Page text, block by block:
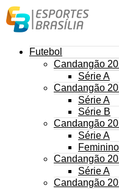
Futebol
Candangão
Série A
Candangão
Série A
Série B
Candangão
Série A
Feminino
Candangão
Série A
Candangão